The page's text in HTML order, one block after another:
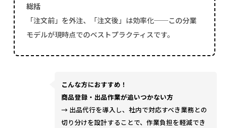
総括
「注文前」を外注、「注文後」は効率化──この分業
モデルが現時点でのベストプラクティスです。
こんな方におすすめ！
商品登録・出品作業が追いつかない方
→ 出品代行を導入し、社内で対応すべき業務との
切り分けを設計することで、作業負担を軽減でき